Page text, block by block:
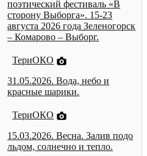
поэтический фестиваль «В
сторону Выборга». 15-23
августа 2026 года Зеленогорск
– Комарово – Выборг.
ТериОКО
31.05.2026. Вода, небо и
красные шарики.
ТериОКО
15.03.2026. Весна. Залив подо
льдом, солнечно и тепло.